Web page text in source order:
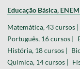
Educação Básica,
Matemática, 43 cursos |
Português, 16 cursos |
História, 18 cursos |
Química, 14 cursos |